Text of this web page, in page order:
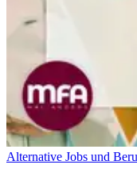
Alternative Jobs und